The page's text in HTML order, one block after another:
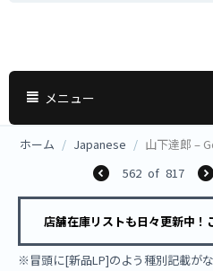
メニュー
ホーム / Japanese / 山下達郎 ‎–
562 of 817
店舗在庫リストも日々更新中！
※冒頭に[新品LP]のよう種別記載が